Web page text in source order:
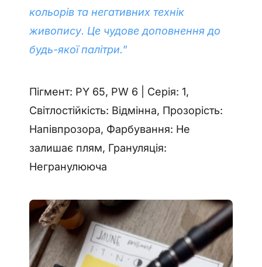
кольорів та негативних технік
живопису. Це чудове доповнення до
будь-якої палітри.”
Пігмент: PY 65, PW 6 | Серія: 1,
Світлостійкість: Відмінна, Прозорість:
Напівпрозора, Фарбування: Не
залишає плям, Грануляція:
Негранулююча